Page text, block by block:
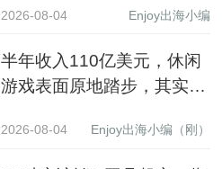
至15.99亿美元
2026-08-04 Enjoy出海小编
半年收入110亿美元，休闲
游戏表面原地踏步，其实已
2026-08-04 Enjoy出海小编（刚）